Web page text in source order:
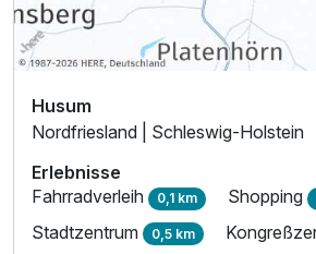
Husum
Nordfriesland | Schleswig-Holstein
Erlebnisse
Fahrradverleih 0,1 km Shopping
Stadtzentrum 0,5 km